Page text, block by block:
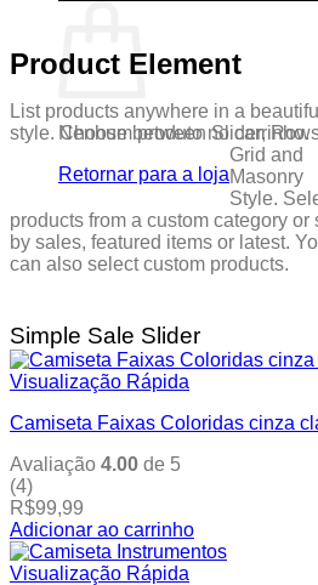
Nenhum produto no carrinho.
Retornar para a loja
Product Element
List products anywhere in a beautiful
style. Choose between Slider,
Grid and
Masonry
Style.
products from a custom category or
by sales, featured items or latest.
can also select custom products.
Simple Sale Slider
Visualização Rápida
Camiseta Faixas Coloridas cinza
Avaliação 4.00 de 5
(4)
R$99,99
Adicionar ao carrinho
This
product
Visualização Rápida